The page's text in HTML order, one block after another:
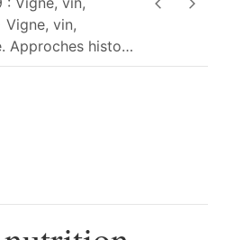
Vigne, vin,
Approches histo…